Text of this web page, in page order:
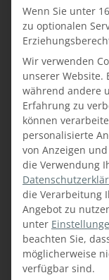
Das
uns
Dan
ist es
Ihren
Wenn Sie unter
zu optionalen
Wir verwenden
unserer Website.
während andere
Erfahrung zu
können
personalisierte
von Anzeigen
die Verwendung
die Verarbeitung
Angebot zu
unter
beachten Sie,
möglicherweise
verfügbar sind.